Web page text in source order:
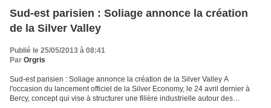
Sud-est parisien : Soliage annonce la création
de la Silver Valley
Publié le 25/05/2013 à 08:41
Par Orgris
Sud-est parisien : Soliage annonce la création de la Silver Valley A
l'occasion du lancement officiel de la Silver Economy, le 24 avril dernier à
Bercy, concept qui vise à structurer une filière industrielle autour des